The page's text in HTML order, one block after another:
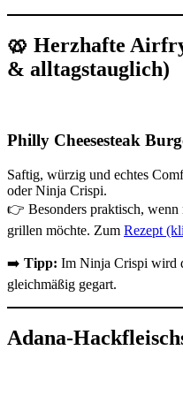
🥨 Herzhafte
& alltagstauglich)
Philly Cheesesteak
Saftig, würzig und echtes
oder Ninja Crispi.
👉 Besonders praktisch, wenn
grillen möchte. Zum Rezept
➡️ Tipp: Im Ninja Crispi wird
gleichmäßig gegart.
Adana-